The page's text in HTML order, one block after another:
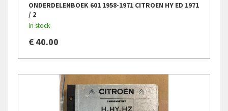
ONDERDELENBOEK 601 1958-1971 CITROEN HY ED 1971
/ 2
In stock
€ 40.00